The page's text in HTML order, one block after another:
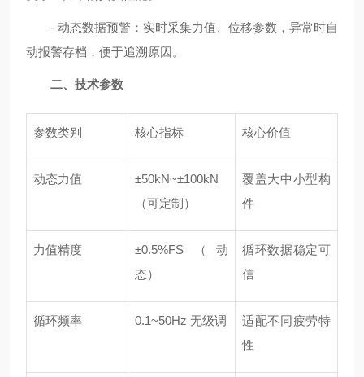
- 动态数据预警：实时采集力值、位移参数，异常时自
动报警存档，便于追溯原因。
二、技术参数
参数类别 核心指标 核心价值
动态力值
±50kN~±100kN
（可定制）
覆盖大中小型构
件
力值精度
±0.5%FS（动
态）
循环数据稳定可
信
循环频率 0.1~50Hz 无级调
适配不同疲劳特
性